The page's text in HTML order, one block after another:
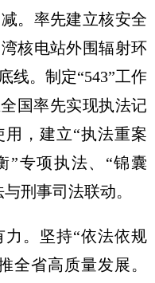
。率先建立核安全
核电站外围辐射环
线。制定“543”工作
国率先实现执法记
，建立“执法重案
”专项执法、“锦囊
刑事司法联动。
。坚持“依法依规
全省高质量发展。